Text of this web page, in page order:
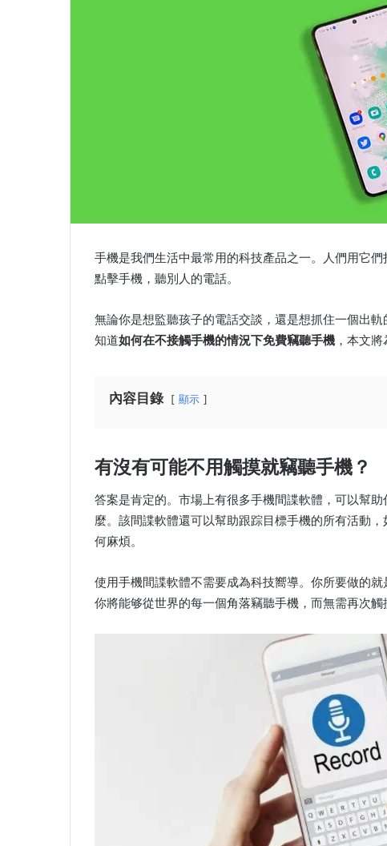
手機是我們生活中最常用的科技產品之一。人們用它
點擊手機，聽別人的電話。
無論你是想監聽孩子的電話交談，還是想抓住一個出
知道如何在不接觸手機的情況下免費竊聽手機 ，本文將
內容目錄 顯示
有沒有可能不用觸摸就竊聽手機？
答案是肯定的。市場上有很多手機間諜軟體，可以幫
麼。該間諜軟體還可以幫助跟踪目標手機的所有活動
何麻煩。
使用手機間諜軟體不需要成為科技嚮導。你所要做的
你將能够從世界的每一個角落竊聽手機，而無需再次